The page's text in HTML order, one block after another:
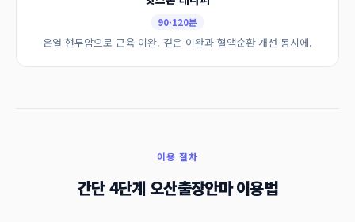
90·120분
온열 현무암으로 근육 이완. 깊은 이완과 혈액순환 개선 동시에.
이용 절차
간단 4단계 오산출장안마 이용법